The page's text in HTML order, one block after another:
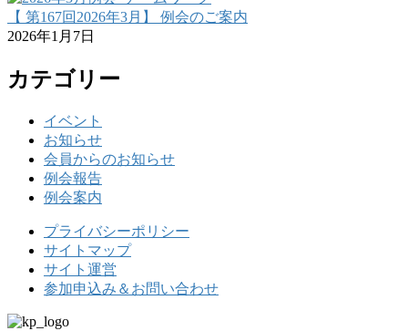
【 第167回2026年3月】 例会のご案内
2026年1月7日
カテゴリー
イベント
お知らせ
会員からのお知らせ
例会報告
例会案内
プライバシーポリシー
サイトマップ
サイト運営
参加申込み＆お問い合わせ